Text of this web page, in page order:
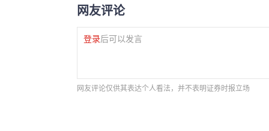
网友评论
登录后可以发言
网友评论仅供其表达个人看法，并不表明证券时报立场